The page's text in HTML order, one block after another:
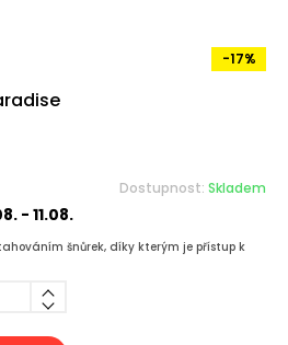
-17%
Dostupnost: Skladem
- 11.08.
šnůrek, díky kterým je přístup k